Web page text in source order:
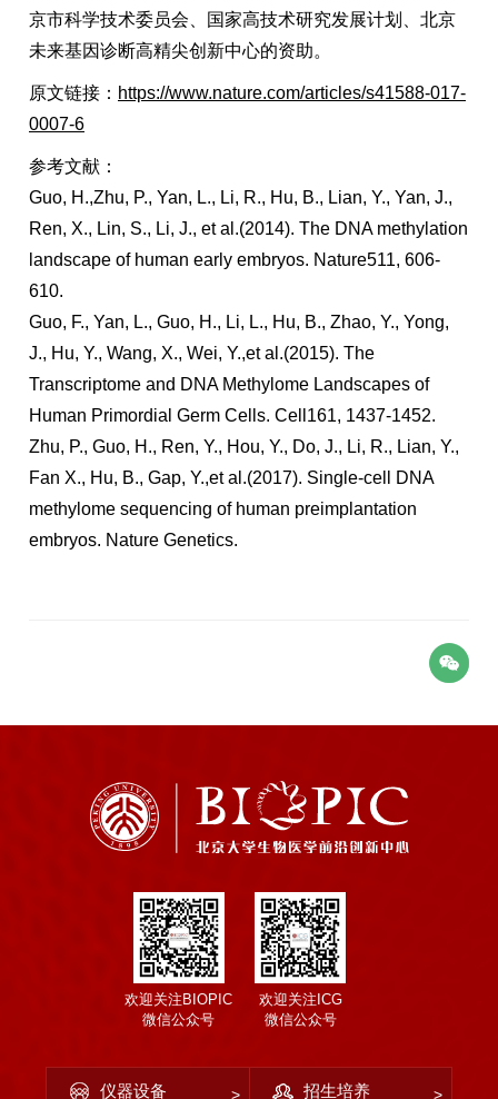
京市科学技术委员会、国家高技术研究发展计划、北京
未来基因诊断高精尖创新中心的资助。
原文链接： https://www.nature.com/articles/s41588-017-
0007-6
参考文献：
Guo, H.,Zhu, P., Yan, L., Li, R., Hu, B., Lian, Y., Yan, J.,
Ren, X., Lin, S., Li, J., et al.(2014). The DNA methylation
landscape of human early embryos. Nature511, 606-
610.
Guo, F., Yan, L., Guo, H., Li, L., Hu, B., Zhao, Y., Yong,
J., Hu, Y., Wang, X., Wei, Y.,et al.(2015). The
Transcriptome and DNA Methylome Landscapes of
Human Primordial Germ Cells. Cell161, 1437-1452.
Zhu, P., Guo, H., Ren, Y., Hou, Y., Do, J., Li, R., Lian, Y.,
Fan X., Hu, B., Gap, Y.,et al.(2017). Single-cell DNA
methylome sequencing of human preimplantation
embryos. Nature Genetics.
欢迎关注BIOPIC
微信公众号
欢迎关注ICG
微信公众号
仪器设备 招生培养